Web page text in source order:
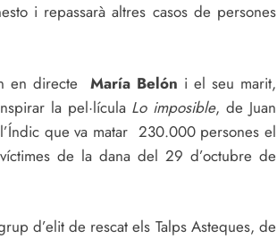
i repassarà altres casos de persones
en directe María Belón i el seu marit,
la pel·lícula Lo imposible, de Juan
que va matar 230.000 persones el
de la dana del 29 d’octubre de
d’elit de rescat els Talps Asteques, de